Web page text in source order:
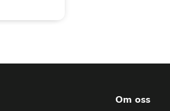
Om oss